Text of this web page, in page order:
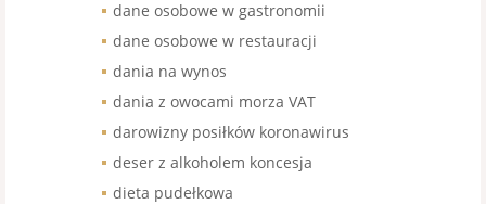
dane osobowe w gastronomii
dane osobowe w restauracji
dania na wynos
dania z owocami morza VAT
darowizny posiłków koronawirus
deser z alkoholem koncesja
dieta pudełkowa